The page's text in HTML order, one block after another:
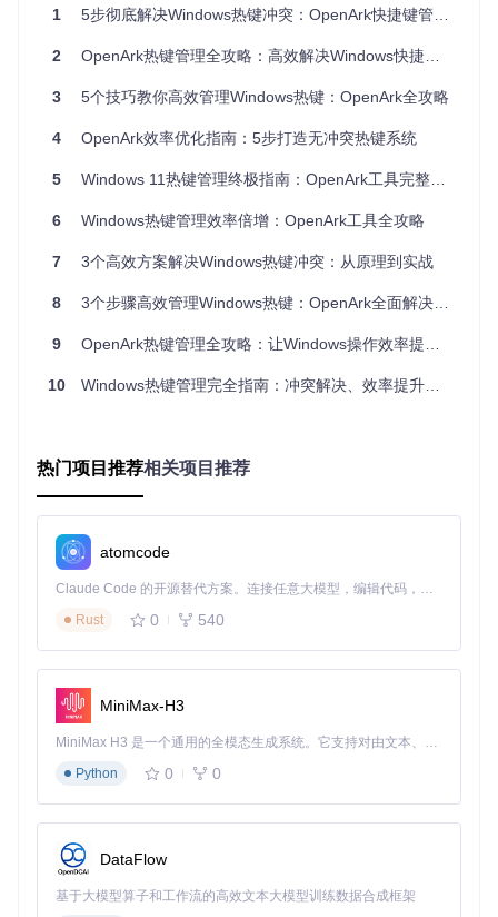
图1：OpenArk主界面中的系统工具标签页，热键管理功能集
成在Utilities模块中
三大核心优势
相比系统自带的快捷键设置和第三方工具，OpenArk的热键管
冲突可视化：通过颜色编码直观展示冲突级别（黄色警告/
进程级管控：直接定位冲突源并提供多种解决方案
3. 零基础操作：5分钟上手热键管理
目标：启动热键扫描并生成报告
下载并安装OpenArk，右键选择"以管理员身份运行"（确
保获取完整系统权限）
在顶部菜单栏点击"Utilities"（系统工具）选项卡
目标：识别并解决热键冲突
在热键列表中查找标红的冲突项（相同键位组合）
右键点击冲突项，选择"定位进程"查看应用程序路径
临时方案：点击"禁用热键"按钮暂时解除冲突
永久方案：记录进程名称，在对应软件的设置中修改快
捷键
预期结果：冲突项变为绿色正常状态，测试对应快捷键恢复正
4. 效率倍增：专家级热键管理技巧
3个鲜为人知的效率提升点
热键监控模式
ng"，当新热键注册时自动弹窗提醒，防患于未然
热键备份策略 ：定期使用"Export"功能保存热键配置，系统
重装后可通过"Import"快速恢复
1 5步彻底解决Windows热键冲突：OpenArk快捷键管理大师全攻略
2 OpenArk热键管理全攻略：高效解决Windows快捷键冲突问题
3 5个技巧教你高效管理Windows热键：OpenArk全攻略
4 OpenArk效率优化指南：5步打造无冲突热键系统
5 Windows 11热键管理终极指南：OpenArk工具完整解决方案
6 Windows热键管理效率倍增：OpenArk工具全攻略
7 3个高效方案解决Windows热键冲突：从原理到实战
8 3个步骤高效管理Windows热键：OpenArk全面解决方案
9 OpenArk热键管理全攻略：让Windows操作效率提升300%
10 Windows热键管理完全指南：冲突解决、效率提升与个性化设置全攻略
热门项目推荐相关项目推荐
atomcode
Claude Code 的开源替代方案。连接任意大模型，编辑代码，运行命令，自动验证 — 全自动执行。用 Rust 构建，极致性能。 ｜ An open-source alternative to Claude Code. Connect any LLM, edit code, run commands, and verify changes — autonomously. Built in Rust for speed. Get Started
Rust
0 540
MiniMax-H3
MiniMax H3 是一个通用的全模态生成系统。它支持对由文本、图像、视频和音频组成的多模态上下文进行统一理解，并能生成分辨率高达 2K、时长可达 15 秒的带原生立体声音频的视频。得益于面向任务泛化的系统设计，H3 在预训练阶段就已具备广泛的多模态上下文理解与生成能力，能够出色地执行复杂的多模态指令。
Python
0 0
DataFlow
基于大模型算子和工作流的高效文本大模型训练数据合成框架